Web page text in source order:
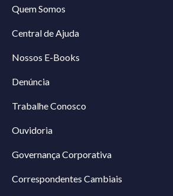
Quem Somos
Central de Ajuda
Nossos E-Books
Denúncia
Trabalhe Conosco
Ouvidoria
Governança Corporativa
Correspondentes Cambiais